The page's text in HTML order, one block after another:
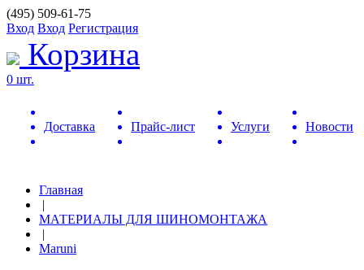
(495) 509-61-75
Вход Вход Регистрация
Корзина
0 шт.
Доставка Прайс-лист Услуги Новости
Главная
|
МАТЕРИАЛЫ ДЛЯ ШИНОМОНТАЖА
|
Maruni